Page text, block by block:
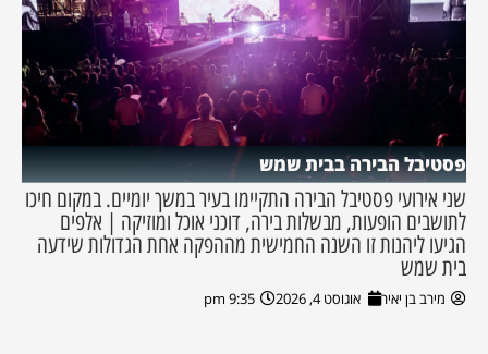
פסטיבל הבירה בבית שמש
שני אירועי פסטיבל הבירה התקיימו בעיר במשך יומיים. במקום חיכו
לתושבים הופעות, מבשלות בירה, דוכני אוכל ומוזיקה | אלפים
הגיעו ליהנות זו השנה החמישית מההפקה אחת הגדולות שידעה
בית שמש
מירב בן יאיר אוגוסט 4, 2026 9:35 pm